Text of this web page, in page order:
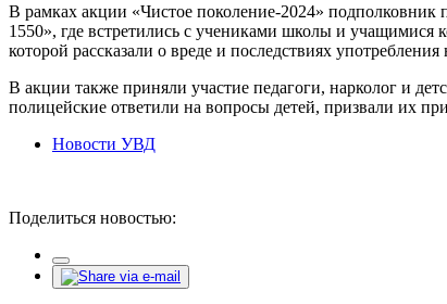
В рамках акции «Чистое поколение-2024»
1550», где встретились с учениками школы и учащимися
которой рассказали о вреде и последствиях
В акции также приняли участие педагоги, нарколог и
полицейские ответили на вопросы детей, призвали их
Новости УВД
Поделиться новостью: